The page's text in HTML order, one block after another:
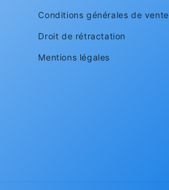
Conditions générales de vente
Droit de rétractation
Mentions légales